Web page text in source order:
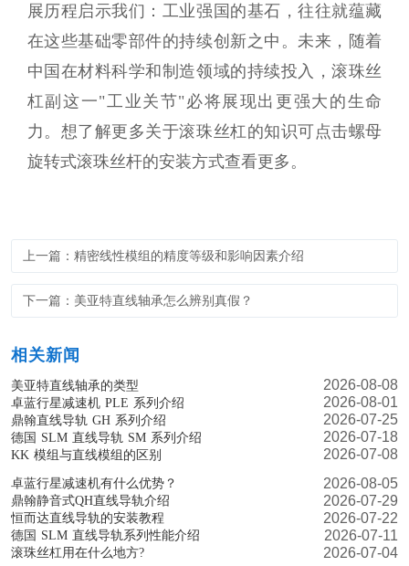
展历程启示我们：工业强国的基石，往往就蕴藏
在这些基础零部件的持续创新之中。未来，随着
中国在材料科学和制造领域的持续投入，滚珠丝
杠副这一"工业关节"必将展现出更强大的生命
力。想了解更多关于滚珠丝杠的知识可点击螺母
旋转式滚珠丝杆的安装方式查看更多。
上一篇：精密线性模组的精度等级和影响因素介绍
下一篇：美亚特直线轴承怎么辨别真假？
相关新闻
美亚特直线轴承的类型 2026-08-08
卓蓝行星减速机 PLE 系列介绍 2026-08-01
鼎翰直线导轨 GH 系列介绍 2026-07-25
德国 SLM 直线导轨 SM 系列介绍 2026-07-18
KK 模组与直线模组的区别 2026-07-08
卓蓝行星减速机有什么优势？ 2026-08-05
鼎翰静音式QH直线导轨介绍 2026-07-29
恒而达直线导轨的安装教程 2026-07-22
德国 SLM 直线导轨系列性能介绍 2026-07-11
滚珠丝杠用在什么地方? 2026-07-04